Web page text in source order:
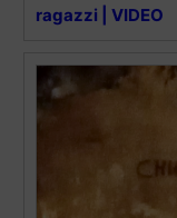
ragazzi | VIDEO